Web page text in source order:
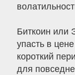
Биткоин или
упасть в
короткий
для